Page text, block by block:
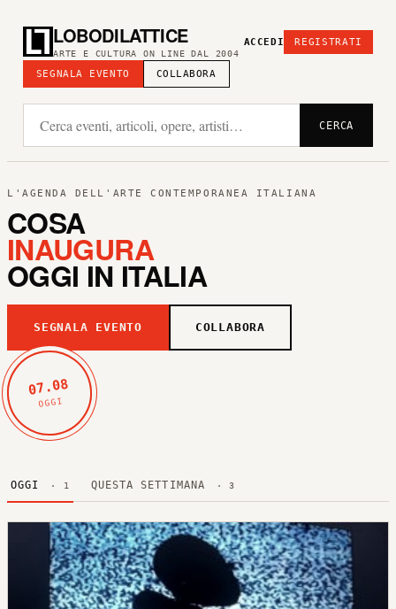
LOBODILATTICE
ARTE E CULTURA ON LINE DAL 2004
SEGNALA EVENTO COLLABORA
ACCEDI REGISTRATI
CERCA
L'AGENDA DELL'ARTE CONTEMPORANEA ITALIANA
COSA
INAUGURA
OGGI IN ITALIA
SEGNALA EVENTO COLLABORA
07.08
OGGI
OGGI · 1 QUESTA SETTIMANA · 3